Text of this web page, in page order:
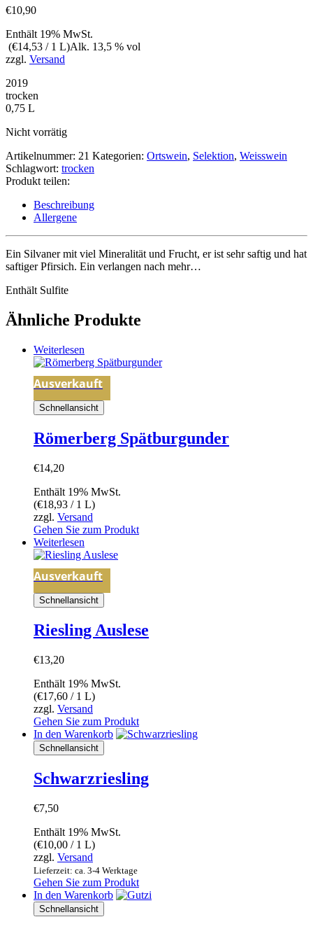
€10,90
Enthält 19% MwSt.
(€14,53 / 1 L)Alk. 13,5 % vol
zzgl. Versand
2019
trocken
0,75 L
Nicht vorrätig
Artikelnummer: 21 Kategorien: Ortswein, Selektion, Weisswein
Schlagwort: trocken
Produkt teilen:
Beschreibung
Allergene
Ein Silvaner mit viel Mineralität und Frucht, er ist sehr saftig und hat
saftiger Pfirsich. Ein verlangen nach mehr…
Enthält Sulfite
Ähnliche Produkte
Weiterlesen
Ausverkauft
Schnellansicht
Römerberg Spätburgunder
€14,20
Enthält 19% MwSt.
(€18,93 / 1 L)
zzgl. Versand
Gehen Sie zum Produkt
Weiterlesen
Ausverkauft
Schnellansicht
Riesling Auslese
€13,20
Enthält 19% MwSt.
(€17,60 / 1 L)
zzgl. Versand
Gehen Sie zum Produkt
In den Warenkorb
Schnellansicht
Schwarzriesling
€7,50
Enthält 19% MwSt.
(€10,00 / 1 L)
zzgl. Versand
Lieferzeit: ca. 3-4 Werktage
Gehen Sie zum Produkt
In den Warenkorb
Schnellansicht